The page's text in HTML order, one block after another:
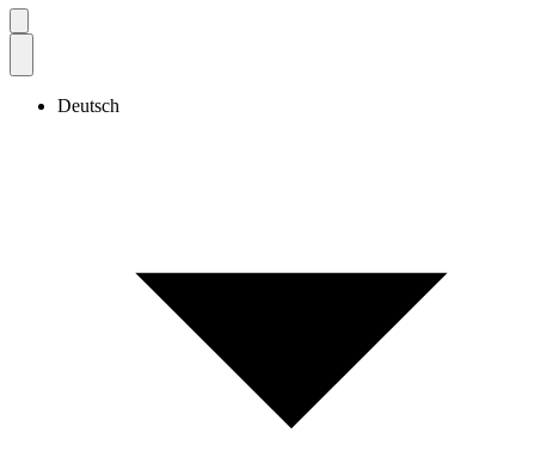
Deutsch